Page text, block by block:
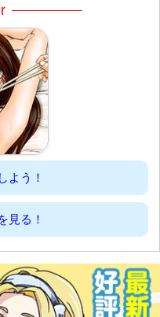
よう！
見る！